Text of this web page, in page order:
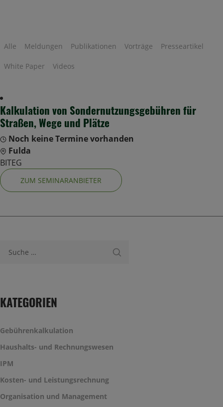
Alle Meldungen Publikationen Vorträge Presseartikel
White Paper Videos
Kalkulation von Sondernutzungsgebühren für
Straßen, Wege und Plätze
Noch keine Termine vorhanden
Fulda
BITEG
ZUM SEMINARANBIETER
KATEGORIEN
Gebührenkalkulation
Haushalts- und Rechnungswesen
IPM
Kosten- und Leistungsrechnung
Organisation und Management